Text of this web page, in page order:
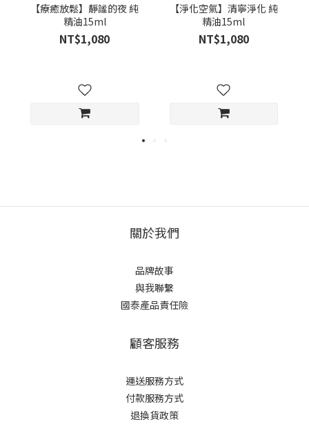
【療癒放鬆】靜謐的夜 純
精油15ml
NT$1,080
【淨化空氣】清寧淨化 純
精油15ml
NT$1,080
關於我們
品牌故事
與我聯繫
國泰產品責任險
顧客服務
運送服務方式
付款服務方式
退換貨政策